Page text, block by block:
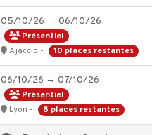
05/10/26 → 06/10/26
Présentiel
Ajaccio -
10 places restantes
06/10/26 → 07/10/26
Présentiel
Lyon -
8 places restantes